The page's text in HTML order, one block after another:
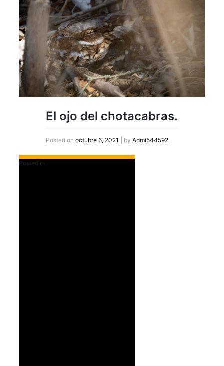
El ojo del chotacabras.
Posted on octubre 6, 2021 by Admi544592
Posted in